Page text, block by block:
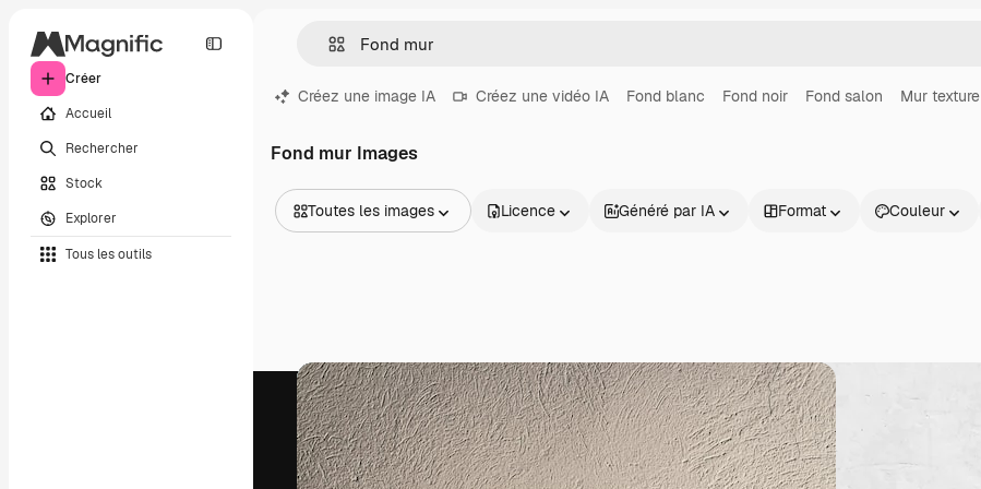
Créer
Accueil
Rechercher
Stock
Explorer
Tous les outils
Créez une image IA Créez une vidéo IA Fond blanc Fond noir Fond salon Mur texture
Fond mur Images
Toutes les images
Vidéos
Clips de vidéo
Graphiques animés
Templates vidéos
Icônes
Modèles 3D
Polices
Licence Généré par IA Format Couleur
Produits